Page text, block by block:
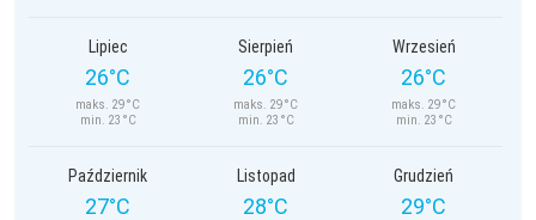
Lipiec
26°C
maks. 29°C
min. 23°C
Sierpień
26°C
maks. 29°C
min. 23°C
Wrzesień
26°C
maks. 29°C
min. 23°C
Październik
27°C
Listopad
28°C
Grudzień
29°C